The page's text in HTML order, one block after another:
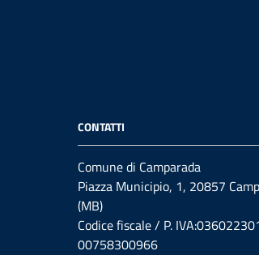
CONTATTI
Comune di Camparada
Piazza Municipio, 1, 20857
(MB)
Codice fiscale / P.
00758300966